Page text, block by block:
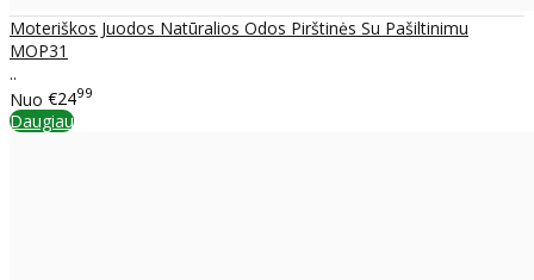
Moteriškos Juodos Natūralios Odos Pirštinės Su Pašiltinimu
MOP31
..
Nuo €2499
Daugiau